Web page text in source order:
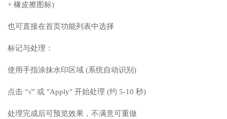
+ 橡皮擦图标)
也可直接在首页功能列表中选择
标记与处理：
使用手指涂抹水印区域 (系统自动识别)
点击 "√" 或 "Apply" 开始处理 (约 5-10 秒)
处理完成后可预览效果，不满意可重做